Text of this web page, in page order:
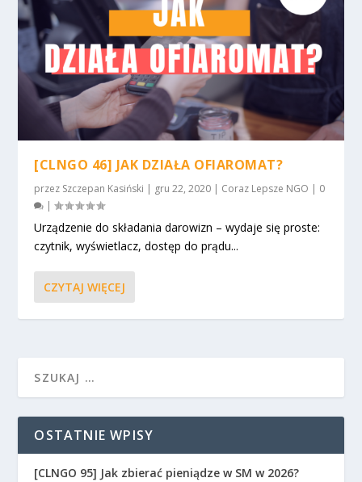
[CLNGO 46] JAK DZIAŁA OFIAROMAT?
przez Szczepan Kasiński gru 22, 2020 Coraz Lepsze NGO
0
|
Urządzenie do składania darowizn – wydaje się proste:
czytnik, wyświetlacz, dostęp do prądu...
CZYTAJ WIĘCEJ
OSTATNIE WPISY
[CLNGO 95] Jak zbierać pieniądze w SM w 2026?